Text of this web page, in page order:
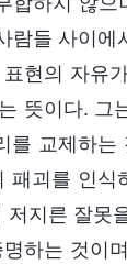
람들 사이
현의 자유
뜻이다.
를 교제하
패괴를 인
지른 잘못
하는 것이